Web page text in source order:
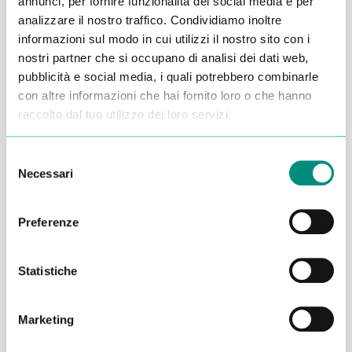
analizzare il nostro traffico. Condividiamo inoltre
informazioni sul modo in cui utilizzi il nostro sito con i
nostri partner che si occupano di analisi dei dati web,
pubblicità e social media, i quali potrebbero combinarle
con altre informazioni che hai fornito loro o che hanno
raccolto dal tuo utilizzo dei loro servizi.
delNecessari
Preferenze
Statistiche
Marketing
Alessandro Alfonsetti
Inserisci i tuoi dati qui, ti ricontatteremo